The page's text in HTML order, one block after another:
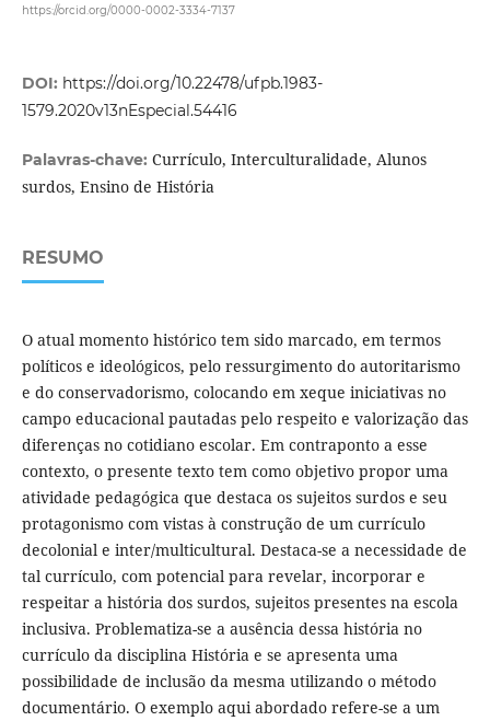
https://orcid.org/0000-0002-3334-7137
DOI: https://doi.org/10.22478/ufpb.1983-
1579.2020v13nEspecial.54416
Palavras-chave: Currículo, Interculturalidade, Alunos
surdos, Ensino de História
RESUMO
O atual momento histórico tem sido marcado, em termos
políticos e ideológicos, pelo ressurgimento do autoritarismo
e do conservadorismo, colocando em xeque iniciativas no
campo educacional pautadas pelo respeito e valorização das
diferenças no cotidiano escolar. Em contraponto a esse
contexto, o presente texto tem como objetivo propor uma
atividade pedagógica que destaca os sujeitos surdos e seu
protagonismo com vistas à construção de um currículo
decolonial e inter/multicultural. Destaca-se a necessidade de
tal currículo, com potencial para revelar, incorporar e
respeitar a história dos surdos, sujeitos presentes na escola
inclusiva. Problematiza-se a ausência dessa história no
currículo da disciplina História e se apresenta uma
possibilidade de inclusão da mesma utilizando o método
documentário. O exemplo aqui abordado refere-se a um